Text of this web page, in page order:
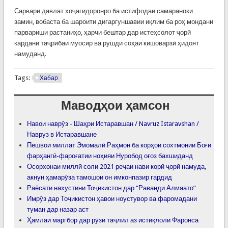
Сарвари давлат хоҷагидоронро ба истифодаи самараноки
замин, вобаста ба шароити дигаргуншавии иқлим ба роҳ мондани
парвариши растаниҳо, ҳарчи бештар дар истеҳсолот ҷорӣ
кардани таҷрибаи муосир ва рушди соҳаи кишоварзӣ ҳидоят
намуданд.
Tags: Хабар
Маводҳои ҳамсон
Навои наврӯз - Шаҳри Истаравшан / Navruz Istaravshan /
Навруз в Истаравшане
Пешвои миллат Эмомалӣ Раҳмон ба корҳои сохтмонии Боғи
фарҳангӣ-фароғатии ноҳияи Нуробод оғоз бахшиданд
Осорхонаи миллӣ соли 2021 реҷаи нави корӣ ҷорӣ намуда,
акнун ҳамарӯза тамошои он имконпазир гардид
Раёсати нахустини Тоҷикистон дар “Раванди Алмаато”
Имрӯз дар Тоҷикистон ҳавои ноустувор ва фаромадани
туман дар назар аст
Ҳамлаи маргбор дар рӯзи таҷлил аз истиқлоли Фаронса